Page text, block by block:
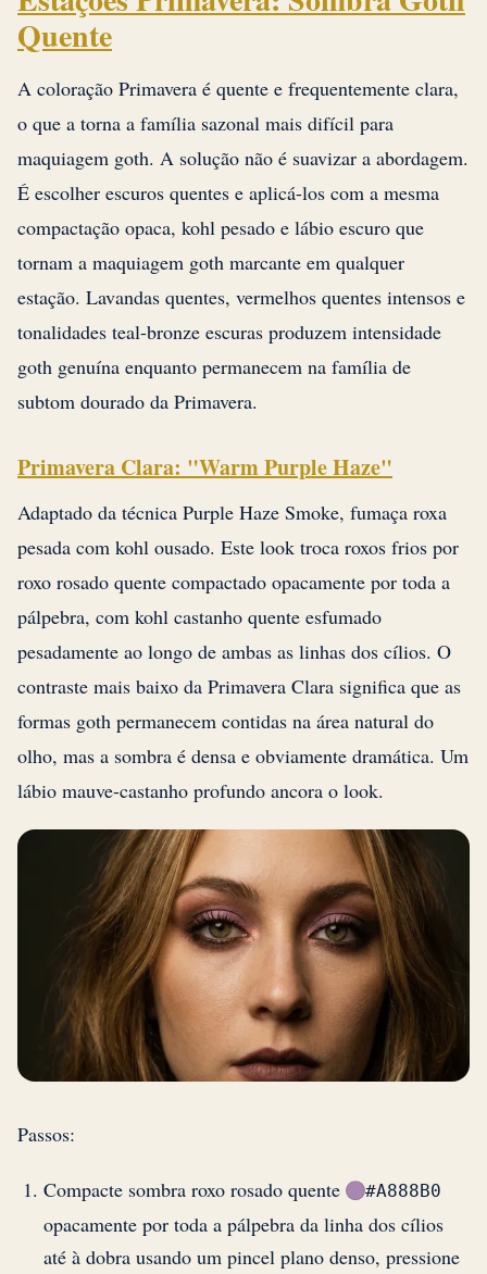
Quente
A coloração Primavera é quente e frequentemente clara,
o que a torna a família sazonal mais difícil para
maquiagem goth. A solução não é suavizar a abordagem.
É escolher escuros quentes e aplicá-los com a mesma
compactação opaca, kohl pesado e lábio escuro que
tornam a maquiagem goth marcante em qualquer
estação. Lavandas quentes, vermelhos quentes intensos e
tonalidades teal-bronze escuras produzem intensidade
goth genuína enquanto permanecem na família de
subtom dourado da Primavera.
Primavera Clara: "Warm Purple Haze"
Adaptado da técnica Purple Haze Smoke, fumaça roxa
pesada com kohl ousado. Este look troca roxos frios por
roxo rosado quente compactado opacamente por toda a
pálpebra, com kohl castanho quente esfumado
pesadamente ao longo de ambas as linhas dos cílios. O
contraste mais baixo da Primavera Clara significa que as
formas goth permanecem contidas na área natural do
olho, mas a sombra é densa e obviamente dramática. Um
lábio mauve-castanho profundo ancora o look.
Passos:
Compacte sombra roxo rosado quente #A888B0
opacamente por toda a pálpebra da linha dos cílios
até à dobra usando um pincel plano denso, pressione